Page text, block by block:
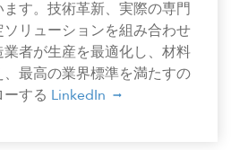
す。技術革新、実際の専門
リューションを組み合わせ
者が生産を最適化し、材料
最高の業界標準を満たすの
する LinkedIn